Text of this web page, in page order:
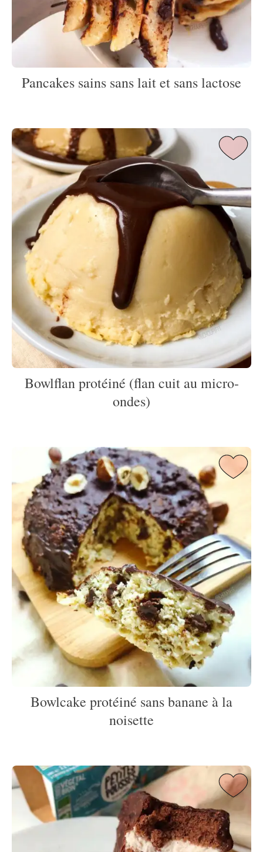
Pancakes sains sans lait et sans lactose
Bowlflan protéiné (flan cuit au micro-
ondes)
Bowlcake protéiné sans banane à la
noisette